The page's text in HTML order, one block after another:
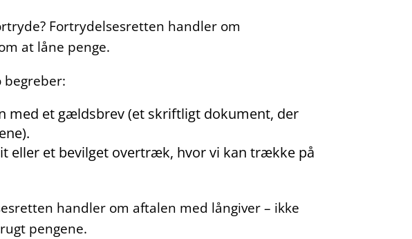
Fortrydelsesretten handler om
at låne penge.
begreber:
med et gældsbrev (et skriftligt dokument, der
eller et bevilget overtræk, hvor vi kan trække på
handler om aftalen med långiver – ikke
pengene.